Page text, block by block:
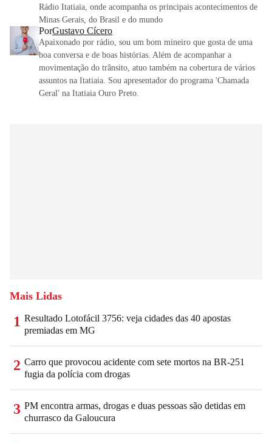
Rádio Itatiaia, onde acompanha os principais acontecimentos de
Minas Gerais, do Brasil e do mundo
PorGustavo Cícero
Apaixonado por rádio, sou um bom mineiro que gosta de uma
boa conversa e de boas histórias. Além de acompanhar a
movimentação do trânsito, atuo também na cobertura de vários
assuntos na Itatiaia. Sou apresentador do programa 'Chamada
Geral' na Itatiaia Ouro Preto.
Mais Lidas
1 Resultado Lotofácil 3756: veja cidades das 40 apostas
premiadas em MG
2 Carro que provocou acidente com sete mortos na BR-251
fugia da polícia com drogas
3 PM encontra armas, drogas e duas pessoas são detidas em
churrasco da Galoucura